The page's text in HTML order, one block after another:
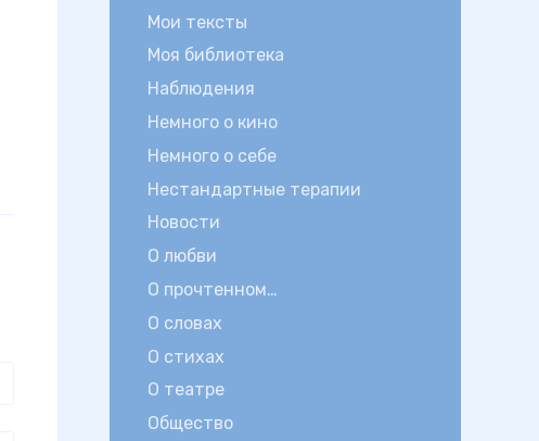
Мои тексты
Моя библиотека
Наблюдения
Немного о кино
Немного о себе
Нестандартные терапии
Новости
О любви
О прочтенном…
О словах
О стихах
О театре
Общество